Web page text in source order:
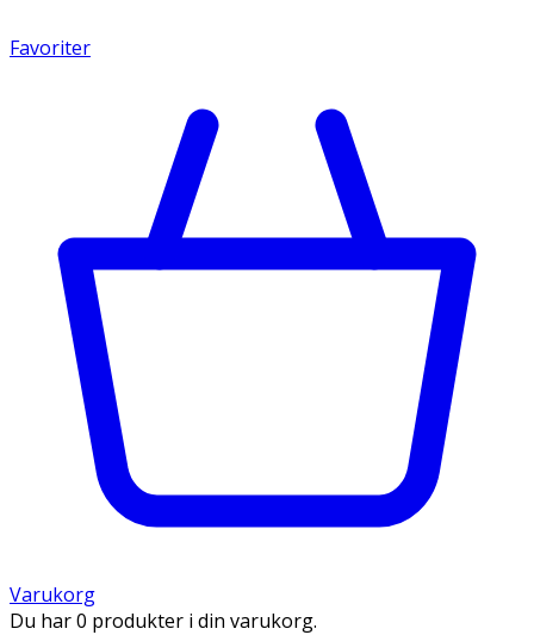
Favoriter
Varukorg
Du har 0 produkter i din varukorg.